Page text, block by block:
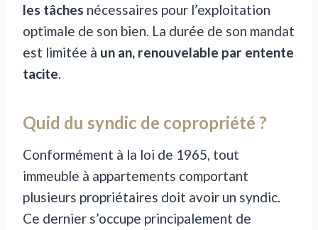
les tâches nécessaires pour l’exploitation
optimale de son bien. La durée de son mandat
est limitée à un an, renouvelable par entente
tacite.
Quid du syndic de copropriété ?
Conformément à la loi de 1965, tout
immeuble à appartements comportant
plusieurs propriétaires doit avoir un syndic.
Ce dernier s’occupe principalement de